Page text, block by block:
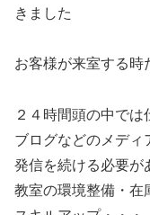
きました
お客様が来室する時
２４時間頭の中で
ブログなどのメディ
発信を続ける必要が
教室の環境整備・在